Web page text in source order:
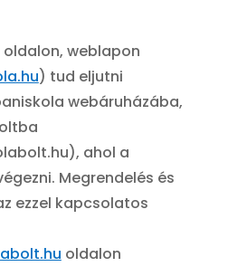
weblapon
) tud eljutni
webáruházába,
ahol a
Megrendelés és
ezzel kapcsolatos
oldalon